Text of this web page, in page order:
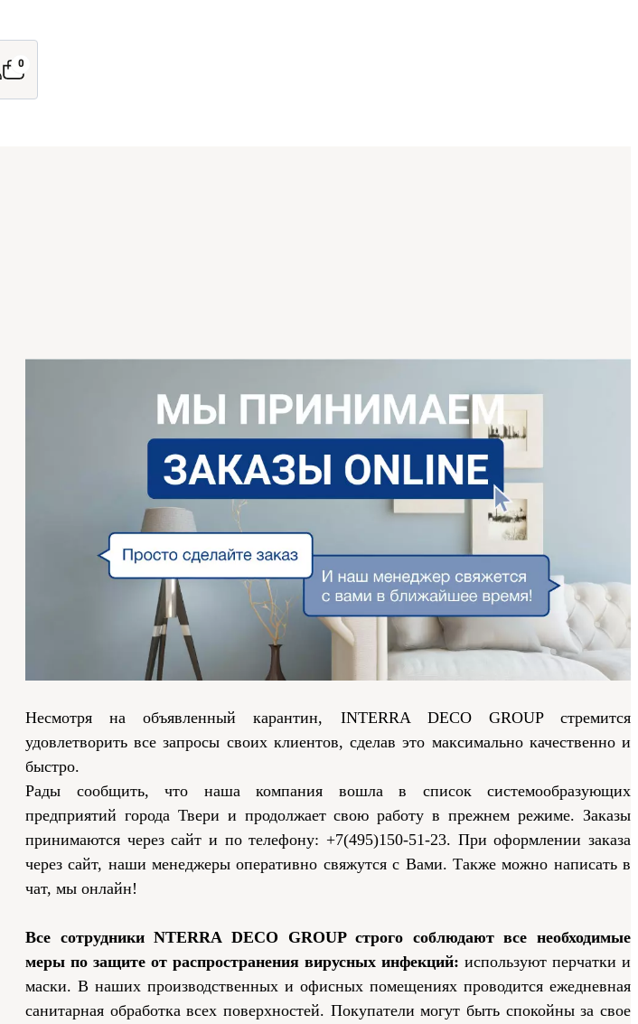
0
Несмотря на объявленный карантин, INTERRA DECO GROUP стремится
удовлетворить все запросы своих клиентов, сделав это максимально качественно и
быстро.
Рады сообщить, что наша компания вошла в список системообразующих
предприятий города Твери и продолжает свою работу в прежнем режиме. Заказы
принимаются через сайт и по телефону: +7(495)150-51-23. При оформлении заказа
через сайт, наши менеджеры оперативно свяжутся с Вами. Также можно написать в
чат, мы онлайн!
Все сотрудники NTERRA DECO GROUP строго соблюдают все необходимые
меры по защите от распространения вирусных инфекций: используют перчатки и
маски. В наших производственных и офисных помещениях проводится ежедневная
санитарная обработка всех поверхностей. Покупатели могут быть спокойны за свое